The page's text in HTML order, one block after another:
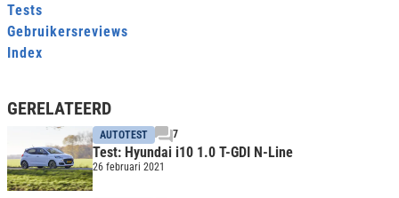
Tests
Gebruikersreviews
Index
GERELATEERD
AUTOTEST 7
Test: Hyundai i10 1.0 T-GDI N-Line
26 februari 2021